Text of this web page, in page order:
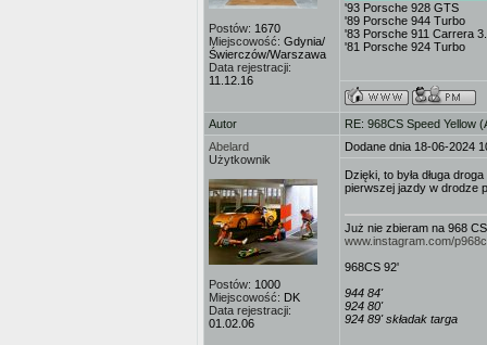
Postów: 1670
Miejscowość: Gdynia/
Świerczów/Warszawa
Data rejestracji:
11.12.16
'93 Porsche 928 GTS
'89 Porsche 944 Turbo
'83 Porsche 911 Carrera
'81 Porsche 924 Turbo
Autor
RE: 968CS Speed Yellow
Abelard
Użytkownik
Postów: 1000
Miejscowość: DK
Data rejestracji:
01.02.06
Dodane dnia 18-06-2024
Dzięki, to była długa
pierwszej jazdy w drodze
Już nie zbieram na 968 CS
www.instagram.com/
968CS 92'
944 84'
924 80'
924 89' składak targa